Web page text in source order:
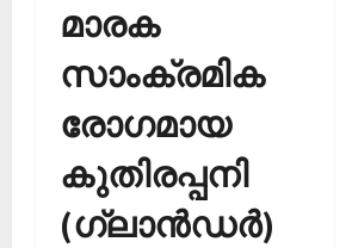
മാരക
സാംക്രമിക
രോഗമായ
കുതിരപ്പനി
(ഗ്ലാന്‍ഡര്‍)